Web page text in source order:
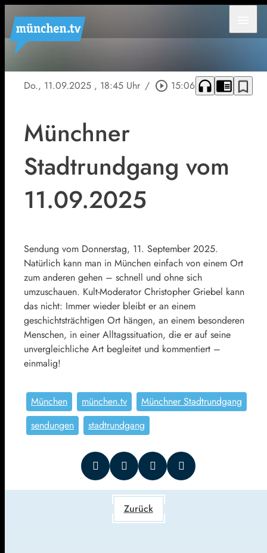
Do., 11.09.2025 , 18:45 Uhr / play_circle_outline 15:06 headphones chrome_reader_mode bookmark_border
Münchner
Stadtrundgang vom
11.09.2025
Sendung vom Donnerstag, 11. September 2025.
Natürlich kann man in München einfach von einem Ort
zum anderen gehen – schnell und ohne sich
umzuschauen. Kult-Moderator Christopher Griebel kann
das nicht: Immer wieder bleibt er an einem
geschichtsträchtigen Ort hängen, an einem besonderen
Menschen, in einer Alltagssituation, die er auf seine
unvergleichliche Art begleitet und kommentiert –
einmalig!
München münchen.tv
Münchner Stadtrundgang
sendungen
stadtrundgang
Zurück